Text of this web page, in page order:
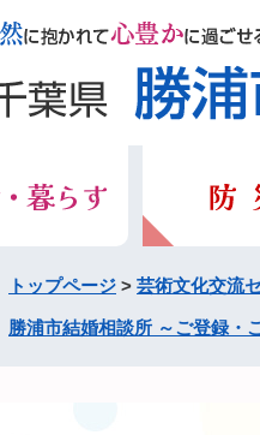
トップページ > 芸術文化交流
勝浦市結婚相談所 ～ご登録・